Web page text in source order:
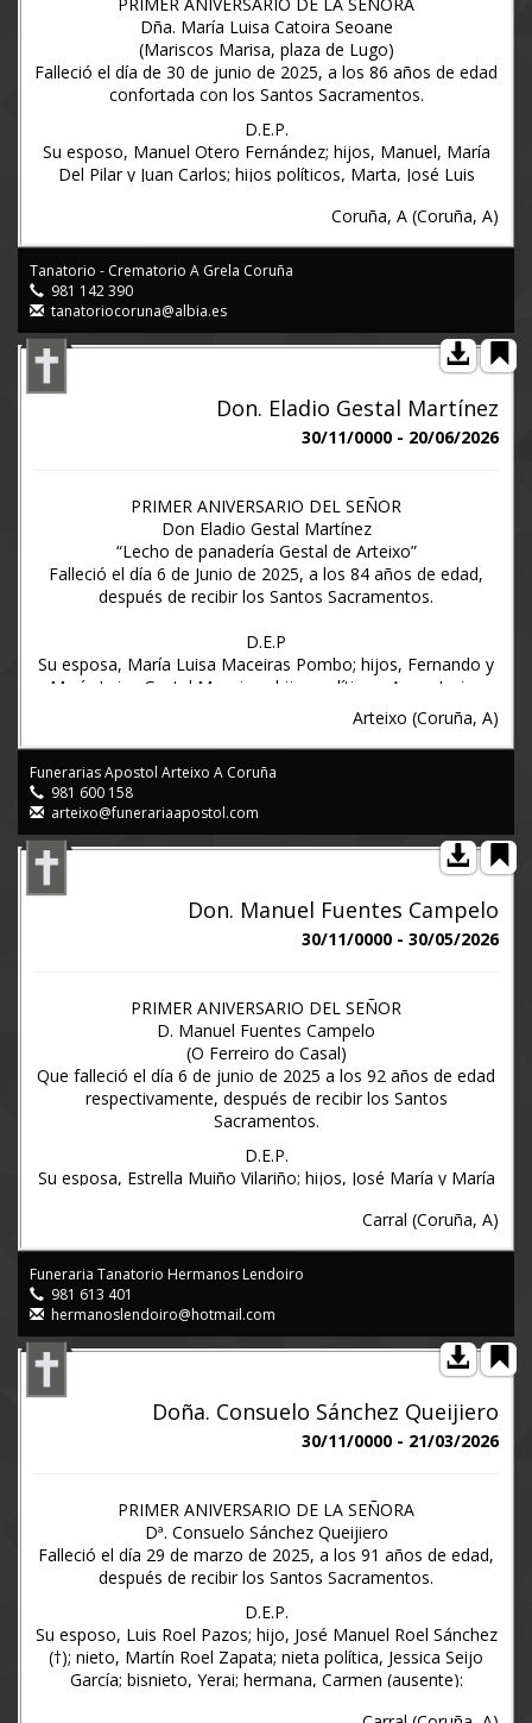
Dña. María Luisa Catoira Seoane
(Mariscos Marisa, plaza de Lugo)
Falleció el día de 30 de junio de 2025, a los 86 años de edad
confortada con los Santos Sacramentos.
D.E.P.
Su esposo, Manuel Otero Fernández; hijos, Manuel, María
Del Pilar y Juan Carlos; hijos políticos, Marta, José Luis
y Manuel; bisnietos; hermanas políticas, Mercedes Otero y
Olga Parga; sobrinos, primos y demás familia.
Ruegan una oración por el eterno descanso de su alma y
agradecen la asistencia al funeral de aniversario que tendrá
lugar en la iglesia parroquial de San Cristóbal Das viñas, el
día 26 de junio, a las SIETE de la tarde, favores por los que
la familia anticipa las más expresivas gracias.
Tanatorio-Crematorio Albia A Coruña. Tel. 981 142390 -
www.albia.es
Coruña, A (Coruña, A)
Tanatorio - Crematorio A Grela Coruña
981 142 390
tanatoriocoruna@albia.es
Don. Eladio Gestal Martínez
30/11/0000 - 20/06/2026
PRIMER ANIVERSARIO DEL SEÑOR
Don Eladio Gestal Martínez
“Lecho de panadería Gestal de Arteixo”
Falleció el día 6 de Junio de 2025, a los 84 años de edad,
después de recibir los Santos Sacramentos.
D.E.P
Su esposa, María Luisa Maceiras Pombo; hijos, Fernando y
María Luisa Gestal Maceiras; hijos políticos, Ana y Javier;
nietos, Uxía, María, Marta y José Antonio; sobrinos; primos y
Ruegan una oración por el eterno descanso de su alma y
agradecen la asistencia al funeral de primer aniversario que
se oficiará el Viernes, día 26 de Junio, a las SIETE de la tarde
en la iglesia parroquial de Santiago de Arteixo (Paseo
Fluvial), por cuyos favores anticipan gracias.
www.funerariaapostol.es (981600158)
Arteixo (Coruña, A)
Funerarias Apostol Arteixo A Coruña
981 600 158
arteixo@funerariaapostol.com
Don. Manuel Fuentes Campelo
30/11/0000 - 30/05/2026
PRIMER ANIVERSARIO DEL SEÑOR
D. Manuel Fuentes Campelo
(O Ferreiro do Casal)
Que falleció el día 6 de junio de 2025 a los 92 años de edad
respectivamente, después de recibir los Santos
Sacramentos.
D.E.P.
Su esposa, Estrella Muiño Vilariño; hijos, José María y María
Romay y Raúl Vilanova Fraga; nietos, David y Laura Ramos
Fuentes; nieto político, Adrián Couto Rodríguez; hermanos,
Benedicta (†), María (†), Carmen y José (†) Fuentes
Campelo; hermanos políticos, sobrinos, primos y demás
familia,
Ruegan una oración por el eterno descanso de su alma y
comunican la celebración del funeral de aniversario, acto
que tendrá lugar el próximo SÁBADO día 6 de junio a las
DOCE del mediodía en la iglesia parroquial de San Esteban
de Paleo (Carral), dando las gracias a todos los asistentes a
dicho acto.
Carral (Coruña, A)
Funeraria Tanatorio Hermanos Lendoiro
981 613 401
hermanoslendoiro@hotmail.com
Doña. Consuelo Sánchez Queijiero
30/11/0000 - 21/03/2026
PRIMER ANIVERSARIO DE LA SEÑORA
Dª. Consuelo Sánchez Queijiero
Falleció el día 29 de marzo de 2025, a los 91 años de edad,
después de recibir los Santos Sacramentos.
D.E.P.
Su esposo, Luis Roel Pazos; hijo, José Manuel Roel Sánchez
(†); nieto, Martín Roel Zapata; nieta política, Jessica Seijo
García; bisnieto, Yerai; hermana, Carmen (ausente):